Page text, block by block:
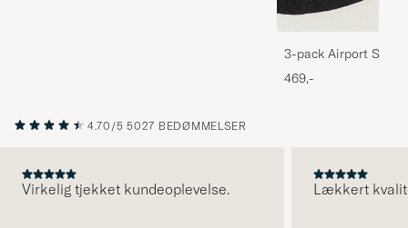
3-pack Airport
Melange
469,-
4.70/5 5027 BEDØMMELSER
Virkelig tjekket kundeoplevelse. Lækkert